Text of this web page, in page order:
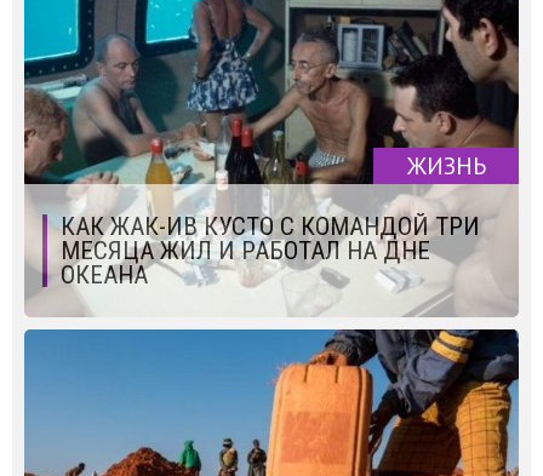
ЖИЗНЬ
КАК ЖАК-ИВ КУСТО С КОМАНДОЙ ТРИ
МЕСЯЦА ЖИЛ И РАБОТАЛ НА ДНЕ
ОКЕАНА